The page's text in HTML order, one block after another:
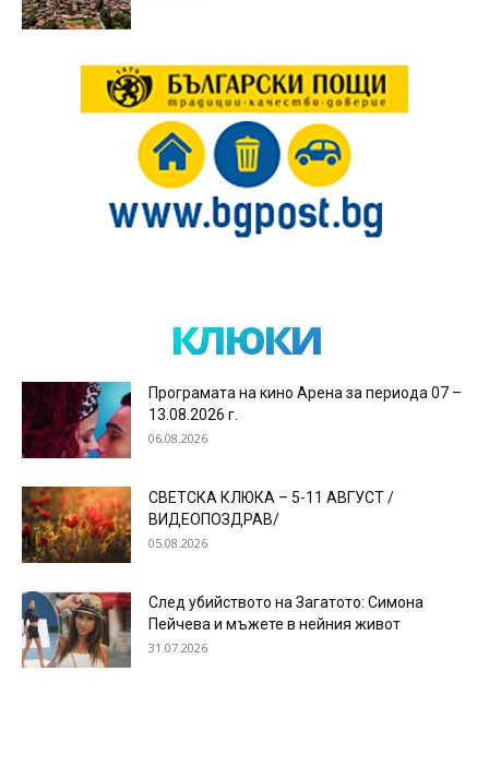
клюки
Програмата на кино Арена за периода 07 –
13.08.2026 г.
06.08.2026
СВЕТСКА КЛЮКА – 5-11 АВГУСТ /
ВИДЕОПОЗДРАВ/
05.08.2026
След убийството на Загатото: Симона
Пейчева и мъжете в нейния живот
31.07.2026